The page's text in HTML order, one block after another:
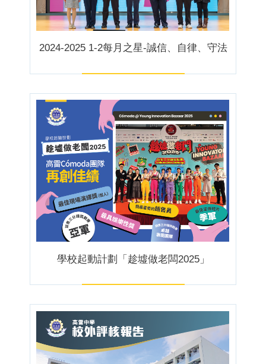
2024-2025 1-2每月之星-誠信、自律、守法
學校起動計劃「趁墟做老闆2025」